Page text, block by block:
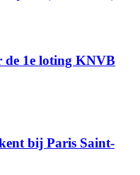
de 1e loting KNVB
bij Paris Saint-